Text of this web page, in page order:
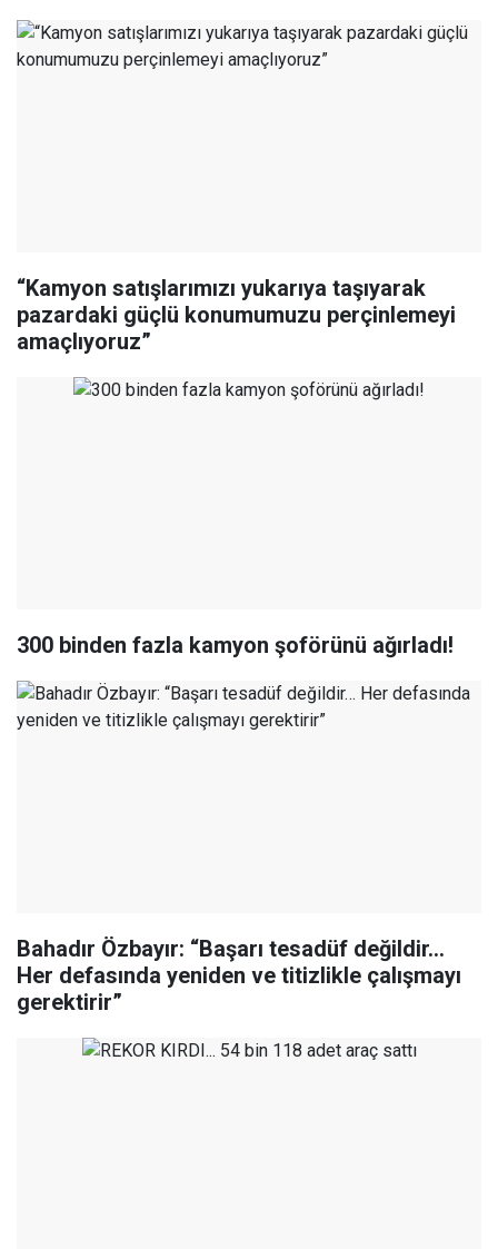
“Kamyon satışlarımızı yukarıya taşıyarak
pazardaki güçlü konumumuzu perçinlemeyi
amaçlıyoruz”
300 binden fazla kamyon şoförünü ağırladı!
Bahadır Özbayır: “Başarı tesadüf değildir…
Her defasında yeniden ve titizlikle çalışmayı
gerektirir”